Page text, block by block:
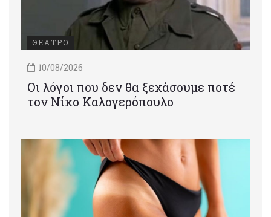
ΘΕΑΤΡΟ
10/08/2026
Οι λόγοι που δεν θα ξεχάσουμε ποτέ
τον Νίκο Καλογερόπουλο